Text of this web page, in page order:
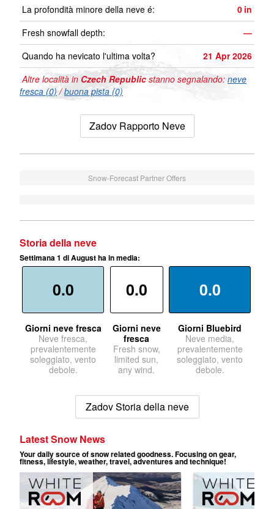
La profondità minore della neve é:
0 in
Fresh snowfall depth:
—
Quando ha nevicato l'ultima volta?
21 Apr 2026
Altre località in Czech Republic stanno segnalando: neve
fresca (0)/buona pista (0)
Zadov Rapporto Neve
Snow-Forecast Partner Offers
Storia della neve
Settimana 1 di August ha in media:
0.0
Giorni neve fresca
Neve fresca,
prevalentemente
soleggiato, vento
debole.
0.0
Giorni neve
fresca
Fresh snow,
limited sun,
any wind.
0.0
Giorni Bluebird
Neve media,
prevalentemente
soleggiato, vento
debole.
Zadov Storia della neve